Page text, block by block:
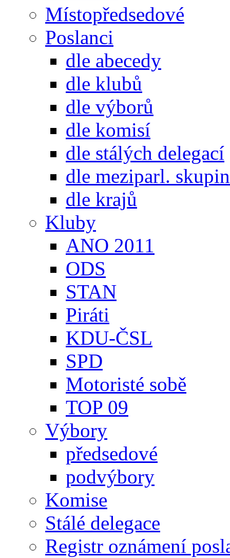
Místopředsedové
Poslanci
dle abecedy
dle klubů
dle výborů
dle komisí
dle stálých delegací
dle meziparl. skupin
dle krajů
Kluby
ANO 2011
ODS
STAN
Piráti
KDU-ČSL
SPD
Motoristé sobě
TOP 09
Výbory
předsedové
podvýbory
Komise
Stálé delegace
Registr oznámení